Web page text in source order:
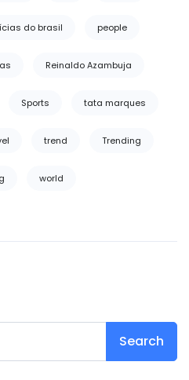
do brasil people
Reinaldo Azambuja
Sports tata marques
trend Trending
world